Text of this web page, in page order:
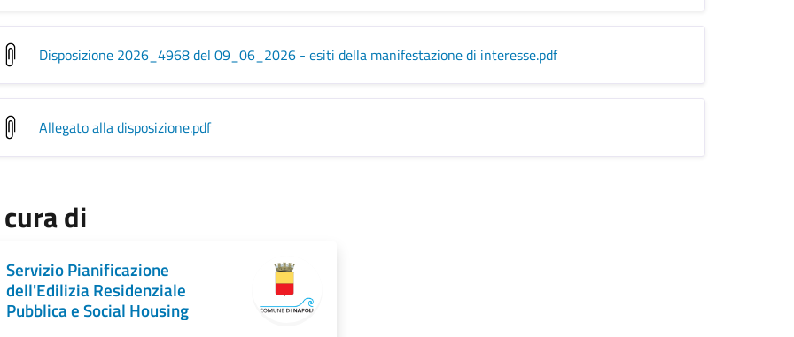
Disposizione 2026_4968 del 09_06_2026 - esiti della manifestazione di interesse.pdf
Allegato alla disposizione.pdf
di
Servizio Pianificazione
dell'Edilizia Residenziale
Pubblica e Social Housing